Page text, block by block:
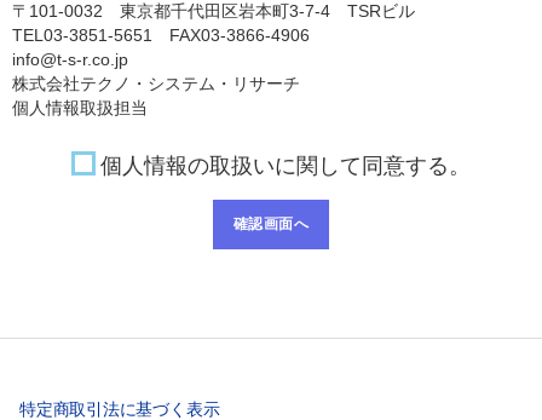
〒101-0032 東京都千代田区岩本町3-7-4 TSRビル
TEL03-3851-5651 FAX03-3866-4906
info@t-s-r.co.jp
株式会社テクノ・システム・リサーチ
個人情報取扱担当
個人情報の取扱いに関して同意する。
特定商取引法に基づく表示